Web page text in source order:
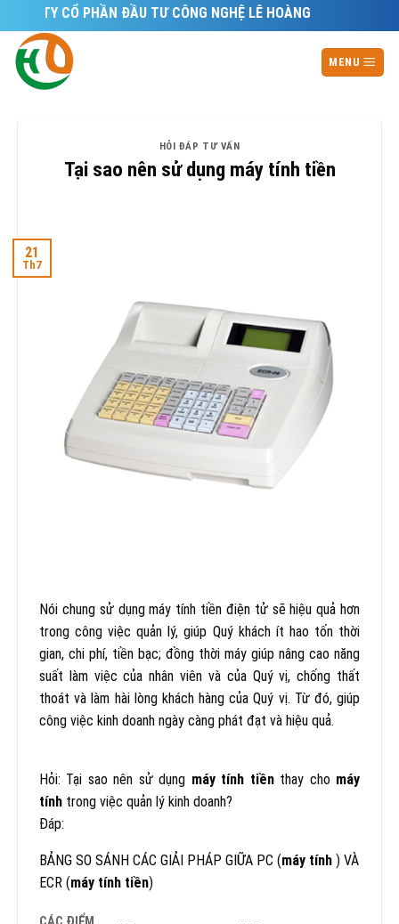
to
content
TY CỔ PHẦN ĐẦU TƯ CÔNG NGHỆ LÊ HOÀNG
MENU
HỎI ĐÁP TƯ VẤN
Tại sao nên sử dụng máy tính tiền
21
Th7
Nói chung sử dụng máy tính tiền điện tử sẽ hiệu quả hơn
trong công việc quản lý, giúp Quý khách ít hao tốn thời
gian, chi phí, tiền bạc; đồng thời máy giúp nâng cao năng
suất làm việc của nhân viên và của Quý vị, chống thất
thoát và làm hài lòng khách hàng của Quý vị. Từ đó, giúp
công việc kinh doanh ngày càng phát đạt và hiệu quả.
Hỏi: Tại sao nên sử dụng máy tính tiềnthay cho máy
tính trong việc quản lý kinh doanh?
Đáp:
BẢNG SO SÁNH CÁC GIẢI PHÁP GIỮA PC (máy tính ) VÀ
ECR (máy tính tiền)